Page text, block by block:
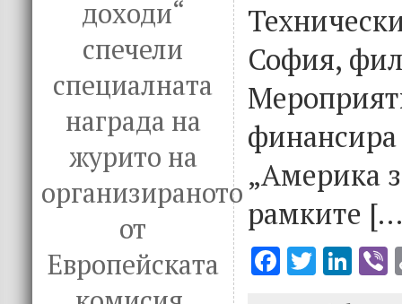
доходи“
спечели
специалната
награда на
журито на
организираното
от
Европейската
София,
„Америка
рамките
F T Li